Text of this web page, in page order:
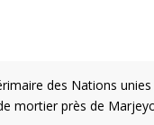
des Nations
mortier près de